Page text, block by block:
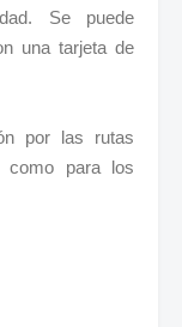
Se puede
una tarjeta de
por las rutas
como para los